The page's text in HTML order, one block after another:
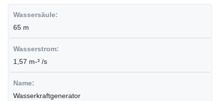
Wassersäule:
65 m
Wasserstrom:
1,57 m-³ /s
Name:
Wasserkraftgenerator